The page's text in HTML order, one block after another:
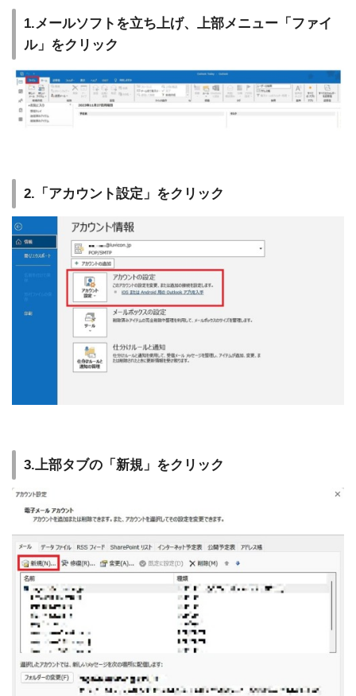
1.メールソフトを立ち上げ、上部メニュー「ファイ
ル」をクリック
2.「アカウント設定」をクリック
3.上部タブの「新規」をクリック